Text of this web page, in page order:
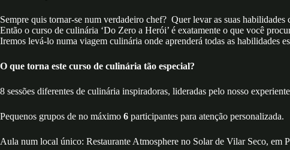
Sempre quis tornar-se num verdadeiro chef? Quer levar as suas
Então o curso de culinária ‘Do Zero a Herói’ é exatamente o que você
Iremos levá-lo numa viagem culinária onde aprenderá todas as habilidades
O que torna este curso de culinária tão especial?
8 sessões diferentes de culinária inspiradoras, lideradas pelo nosso
Pequenos grupos de no máximo 6 participantes para atenção personalizada.
Aula num local único: Restaurante Atmosphere no Solar de Vilar Seco, em